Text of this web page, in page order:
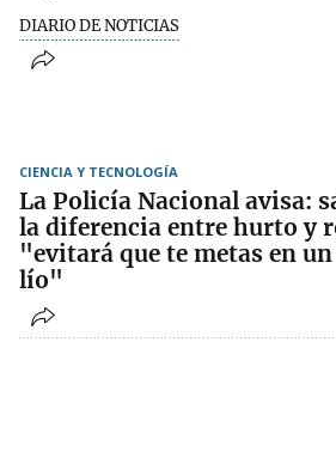
DIARIO DE NOTICIAS
CIENCIA Y TECNOLOGÍA
La Policía Nacional avisa:
la diferencia entre hurto y
"evitará que te metas en
lío"